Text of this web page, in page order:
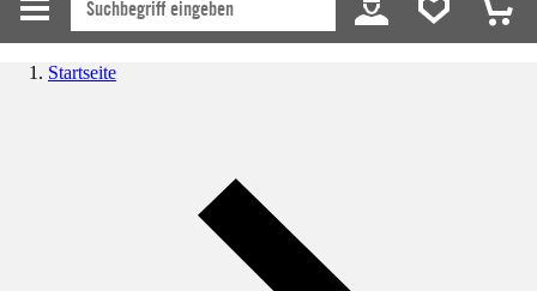
Startseite